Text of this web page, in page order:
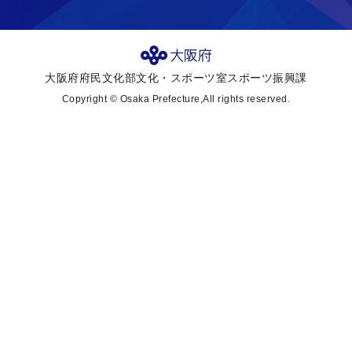
大阪府府民文化部文化・スポーツ室スポーツ振興課
Copyright © Osaka Prefecture,All rights reserved.